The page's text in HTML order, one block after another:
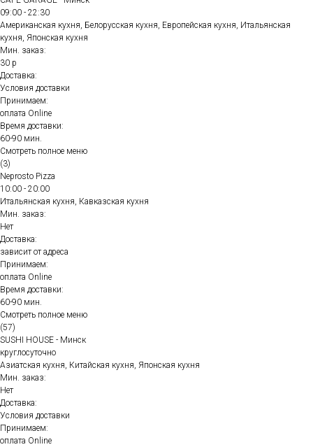
09:00 - 22:30
Американская кухня, Белорусская кухня, Европейская кухня, Итальянская
кухня, Японская кухня
Мин. заказ:
30 р
Доставка:
Условия доставки
Принимаем:
оплата Online
Время доставки:
60-90 мин.
Смотреть полное меню
(3)
Neprosto Pizza
10:00 - 20:00
Итальянская кухня, Кавказская кухня
Мин. заказ:
Нет
Доставка:
зависит от адреса
Принимаем:
оплата Online
Время доставки:
60-90 мин.
Смотреть полное меню
(57)
SUSHI HOUSE - Минск
круглосуточно
Азиатская кухня, Китайская кухня, Японская кухня
Мин. заказ:
Нет
Доставка:
Условия доставки
Принимаем:
оплата Online